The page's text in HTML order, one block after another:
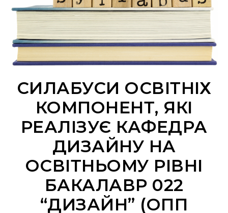
СИЛАБУСИ ОСВІТНІХ
КОМПОНЕНТ, ЯКІ
РЕАЛІЗУЄ КАФЕДРА
ДИЗАЙНУ НА
ОСВІТНЬОМУ РІВНІ
БАКАЛАВР 022
“ДИЗАЙН” (ОПП